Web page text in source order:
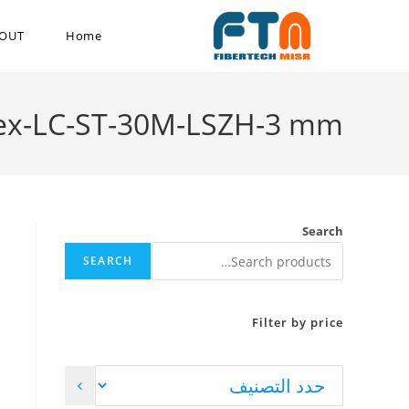
Home
LC-ST-30M-LSZH-3 mm
Search
SEARCH
Filter by price